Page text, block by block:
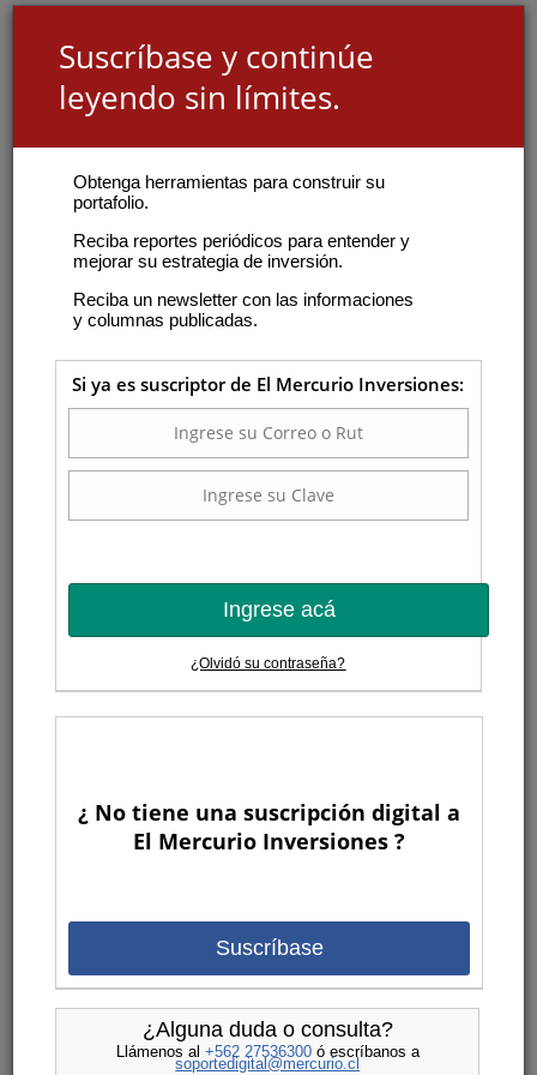
Suscríbase y continúe
leyendo sin límites.
Obtenga herramientas para construir su
portafolio.
Reciba reportes periódicos para entender y
mejorar su estrategia de inversión.
Reciba un newsletter con las informaciones
y columnas publicadas.
Si ya es suscriptor de El Mercurio Inversiones:
Ingrese acá
¿Olvidó su contraseña?
¿ No tiene una suscripción digital a
El Mercurio Inversiones ?
Suscríbase
¿Alguna duda o consulta?
Llámenos al +562 27536300ó escríbanos a
soportedigital@mercurio.cl